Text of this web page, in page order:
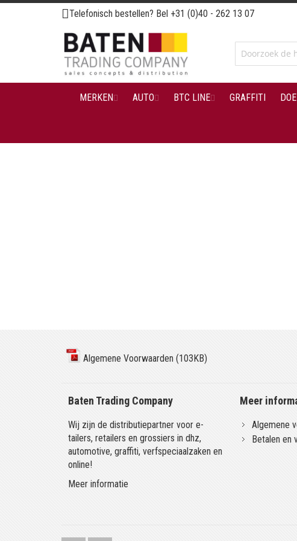
Ga
naar
de
inhoud
Telefonisch bestellen? Bel +31 (0)40 - 262 13 07
MERKEN AUTO BTC LINE GRAFFITI
Algemene Voorwaarden (103KB)
Baten Trading Company
Wij zijn de distributiepartner voor e-
tailers, retailers en grossiers in dhz,
automotive, graffiti, verfspeciaalzaken en
online!
Meer informatie
Meer
Algemene
Betalen en